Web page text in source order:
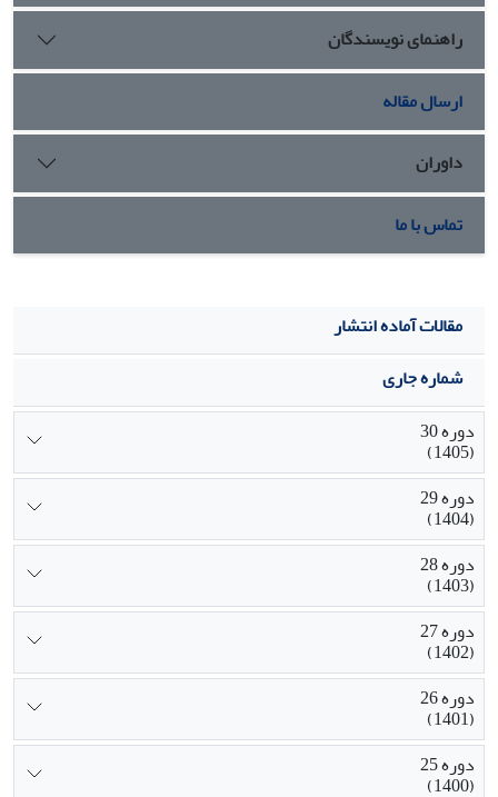
چگونگی تحقق نتایج ‏بازاریابی از توانمندسازهای بازاریابی با
استفاده از الگوی معادلات ساختاری نیز تعیین شد. ‏
راهنمای نویسندگان
ارسال مقاله
داوران
تماس با ما
مقالات آماده انتشار
شماره جاری
دوره 30
(1405)
دوره 29
(1404)
دوره 28
(1403)
دوره 27
(1402)
دوره 26
(1401)
دوره 25
(1400)